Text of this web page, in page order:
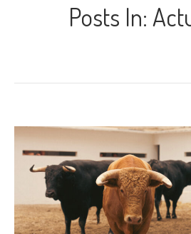
Posts In: